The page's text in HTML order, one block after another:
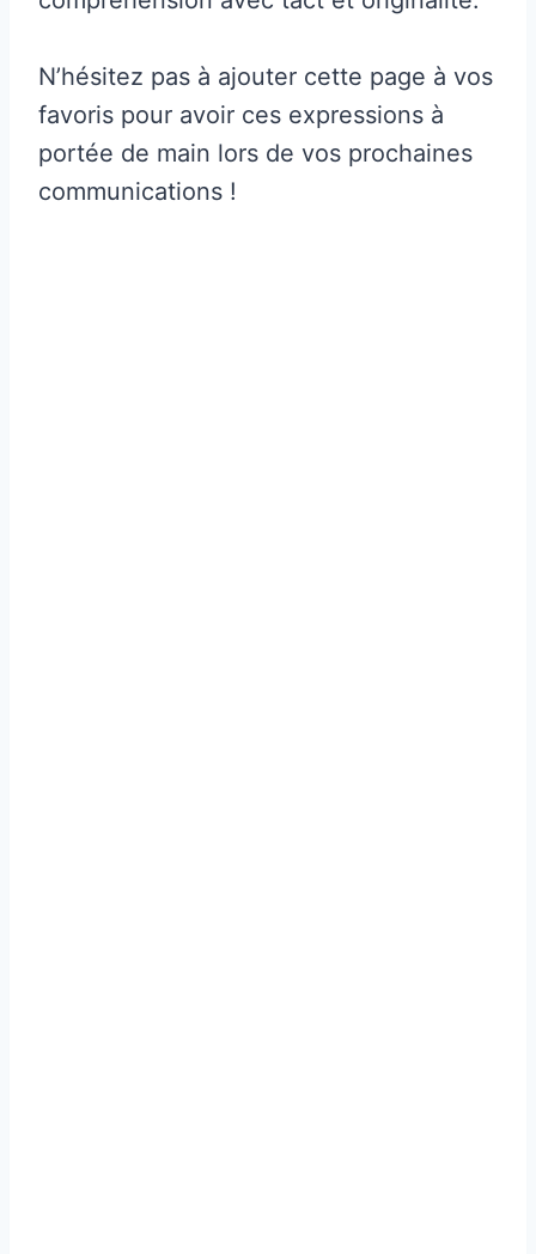
N’hésitez pas à ajouter cette page à vos
favoris pour avoir ces expressions à
portée de main lors de vos prochaines
communications !